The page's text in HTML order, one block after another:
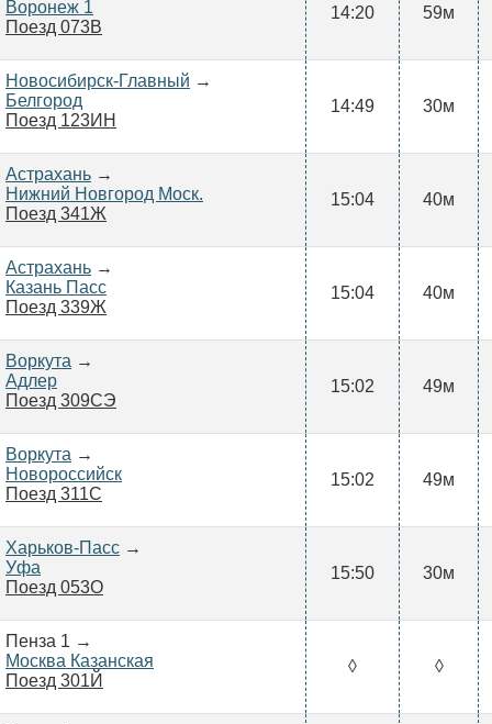
Воронеж 1
Поезд 073В
14:20 59м
Новосибирск-Главный →
Белгород
Поезд 123ИН
14:49 30м
Астрахань →
Нижний Новгород Моск.
Поезд 341Ж
15:04 40м
Астрахань →
Казань Пасс
Поезд 339Ж
15:04 40м
Воркута →
Адлер
Поезд 309СЭ
15:02 49м
Воркута →
Новороссийск
Поезд 311С
15:02 49м
Харьков-Пасс →
Уфа
Поезд 053О
15:50 30м
Пенза 1 →
Москва Казанская
Поезд 301Й
◊ ◊